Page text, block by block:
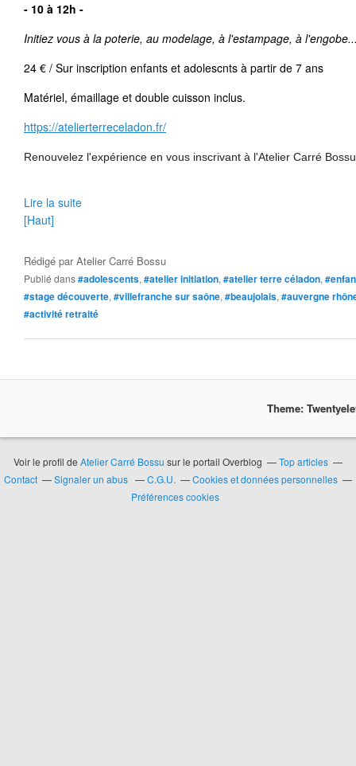
- 10 à 12h -
Initiez vous à la poterie, au modelage, à l'estampage, à
24 € / Sur inscription enfants et adolescnts à partir de 7 ans
Matériel, émaillage et double cuisson inclus.
https://atelierterreceladon.fr/
Renouvelez l'expérience en vous inscrivant à l'Atelier Carré
Lire la suite
[Haut]
Rédigé parAtelier Carré Bossu
Publié dans#adolescents, #atelier initiation, #atelier terre céladon,
#stage découverte, #villefranche sur saône, #beaujolais, #auvergne
#activité retraité
Theme:
Voir le profil de Atelier Carré Bossu sur le portail Overblog
Top articles
Contact
Signaler un abus C.G.U.
Cookies et données personnelles
Préférences cookies